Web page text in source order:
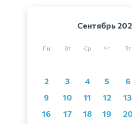
Сентябрь
Пн Вт Ср Чт Пт
2
3 4 5 6
9
10 11 12 13
16
17 18 19 20